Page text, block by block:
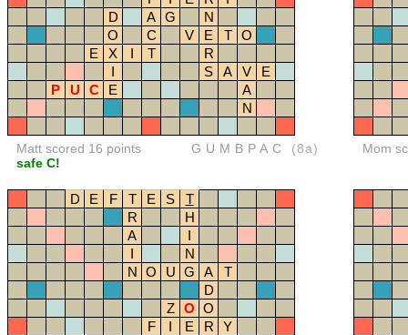
D
A G
N
O
C V E T
O
E
X I T
R
I
S A V
E
P
U C E
A
N
Matt scored 16 points
safe C!
GUMBPAC (8a) Mom
D E F T E S
T
R
H
A
I
I
N
N O U G A
T
D
Z
O O
F
I E R
Y